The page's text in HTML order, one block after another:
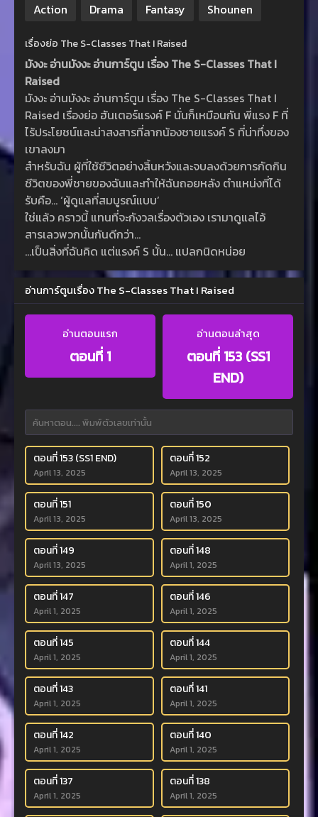
Action Drama Fantasy Shounen
เรื่องย่อ The S-Classes That I Raised
มังงะ อ่านมังงะ อ่านการ์ตูน เรื่อง The S-Classes That I
Raised
มังงะ อ่านมังงะ อ่านการ์ตูน เรื่อง The S-Classes That I
Raised เรื่องย่อ ฮันเตอร์แรงค์ F นั่นก็เหมือนกัน พี่แรง F ที่
ไร้ประโยชน์และน่าสงสารที่ลากน้องชายแรงค์ S ที่น่าทึ่งของ
เขาลงมา
สำหรับฉัน ผู้ที่ใช้ชีวิตอย่างสิ้นหวังและจบลงด้วยการกัดกิน
ชีวิตของพี่ชายของฉันและทำให้ฉันถอยหลัง ตำแหน่งที่ได้
รับคือ… ‘ผู้ดูแลที่สมบูรณ์แบบ’
ใช่แล้ว คราวนี้ แทนที่จะกังวลเรื่องตัวเอง เรามาดูแลไอ้
สารเลวพวกนั้นกันดีกว่า…
…เป็นสิ่งที่ฉันคิด แต่แรงค์ S นั้น… แปลกนิดหน่อย
อ่านการ์ตูนเรื่อง The S-Classes That I Raised
อ่านตอนแรก
ตอนที่ 1
อ่านตอนล่าสุด
ตอนที่ 153 (SS1
END)
ตอนที่ 153 (SS1 END)
April 13, 2025
ตอนที่ 152
April 13, 2025
ตอนที่ 151
April 13, 2025
ตอนที่ 150
April 13, 2025
ตอนที่ 149
April 13, 2025
ตอนที่ 148
April 1, 2025
ตอนที่ 147
April 1, 2025
ตอนที่ 146
April 1, 2025
ตอนที่ 145
April 1, 2025
ตอนที่ 144
April 1, 2025
ตอนที่ 143
April 1, 2025
ตอนที่ 141
April 1, 2025
ตอนที่ 142
April 1, 2025
ตอนที่ 140
April 1, 2025
ตอนที่ 137
April 1, 2025
ตอนที่ 138
April 1, 2025